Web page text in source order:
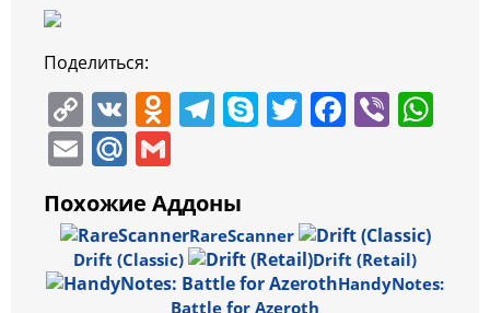
Поделиться:
C
o
p
y
Li
n
V
K
O
o
kl
a
T
gr
a
m
S
e
T
er
F
b
o
Vi
p
E
ai
l
M
l.
R
u
ai
l
Похожие Аддоны
RareScanner
Drift (Classic)
Drift (Retail)
HandyNotes:
Battle for Azeroth